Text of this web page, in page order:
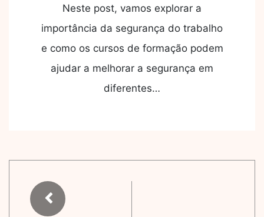
Neste post, vamos explorar a
importância da segurança do trabalho
e como os cursos de formação podem
ajudar a melhorar a segurança em
diferentes…